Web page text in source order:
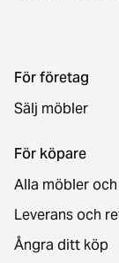
För företag
Sälj möbler
För köpare
Alla möbler
Leverans och
Ångra ditt köp